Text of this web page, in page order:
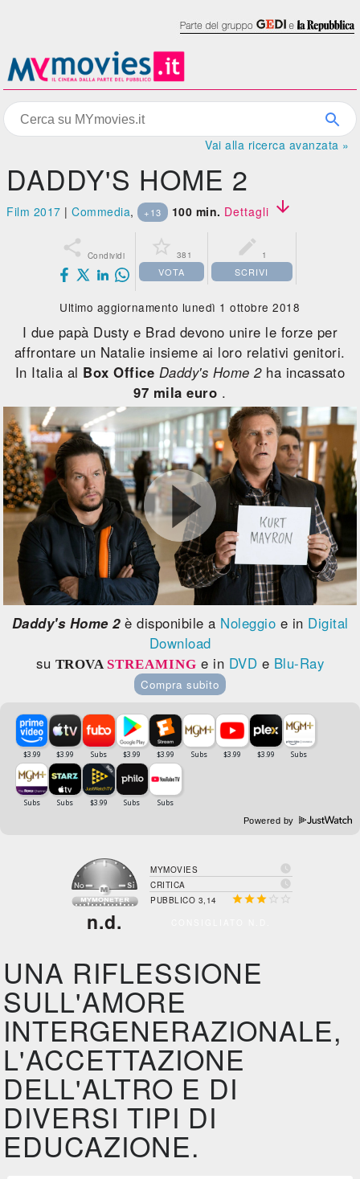
Vai alla ricerca avanzata »
DADDY'S HOME 2
Film 2017 |Commedia, +13 100 min. Dettagli 
 Condividi  381
VOTA
 1
SCRIVI
Ultimo aggiornamento lunedì 1 ottobre 2018
I due papà Dusty e Brad devono unire le forze per
affrontare un Natalie insieme ai loro relativi genitori.
In Italia al Box Office Daddy's Home 2ha incassato
97 mila euro .
Daddy's Home 2è disponibile a Noleggio e in Digital
Download
su TROVA STREAMING e in DVD e Blu-Ray
Compra subito
Powered by
n.d.
MYMOVIES 
CRITICA 
PUBBLICO 3,14   
UNA RIFLESSIONE
SULL'AMORE
INTERGENERAZIONALE,
L'ACCETTAZIONE
DELL'ALTRO E DI
DIVERSI TIPI DI
EDUCAZIONE.